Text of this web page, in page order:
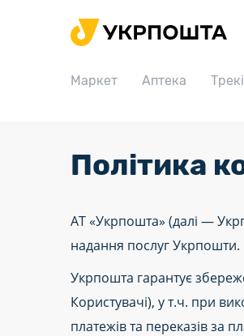
Маркет Аптека
Головна
Аптека
Послуги
Відділення
Філателія
Кар’єра
Для бізнесу
Політика
АТ «Укрпошта» (далі —
надання послуг Укрпошти.
Укрпошта гарантує
Користувачі), у т.ч. при
платежів та переказів за